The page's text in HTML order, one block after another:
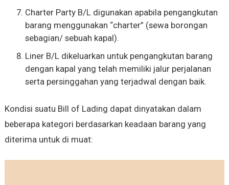
Charter Party B/L digunakan apabila pengangkutan
barang menggunakan “charter” (sewa borongan
sebagian/ sebuah kapal).
Liner B/L dikeluarkan untuk pengangkutan barang
dengan kapal yang telah memiliki jalur perjalanan
serta persinggahan yang terjadwal dengan baik.
Kondisi suatu Bill of Lading dapat dinyatakan dalam
beberapa kategori berdasarkan keadaan barang yang
diterima untuk di muat: